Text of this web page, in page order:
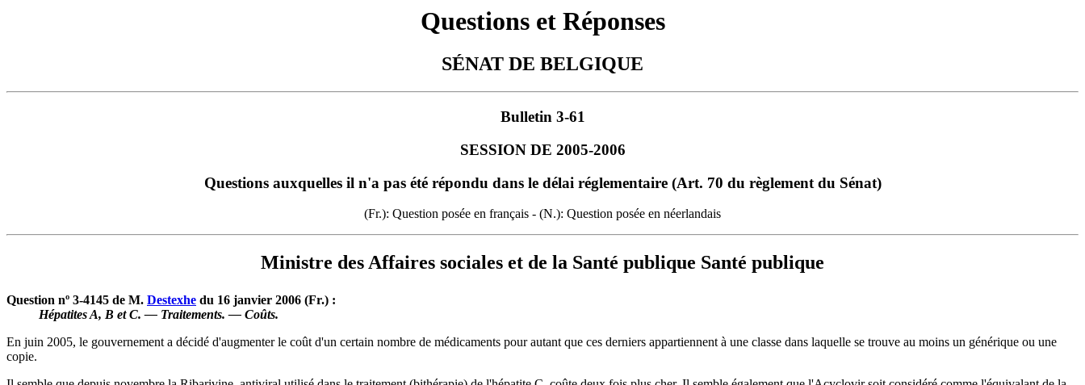
Questions et Réponses
SÉNAT DE BELGIQUE
Bulletin 3-61
SESSION DE 2005-2006
Questions auxquelles il n'a pas été répondu dans le délai réglementaire (Art. 70 du règlement du Sénat)
(Fr.): Question posée en français - (N.): Question posée en néerlandais
Ministre des Affaires sociales et de la Santé publique Santé publique
Question nº 3-4145 de M. Destexhe du 16 janvier 2006 (Fr.) :
Hépatites A, B et C. — Traitements. — Coûts.
En juin 2005, le gouvernement a décidé d'augmenter le coût d'un certain nombre de médicaments pour autant que ces derniers appartiennent à une classe dans laquelle se trouve au moins un générique ou une
copie.